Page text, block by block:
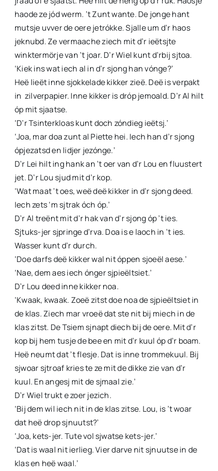
haode ze jód werm. ’t Zunt wante. De jonge hant
mutsje uvver de oere jetrókke. Sjalle um d’r haos
jeknubd. Ze vermaache ziech mit d’r ieëtsjte
winktermörje van ’t joar. D’r Wiel kunt d’rbij sjtoa.
‘Kiek ins wat iech al in d’r sjong han vónge?’
Heë lieët inne sjokkelade kikker zieë. Deë is verpakt
in zilverpapier. Inne kikker is dróp jemoald. D’r Al hilt
óp mit sjaatse.
‘D’r Tsinterkloas kunt doch zóndieg ieëtsj.’
‘Joa, mar doa zunt al Piette hei. Iech han d’r sjong
ópjezatsd en lidjer jezónge.’
D’r Lei hilt ing hank an ’t oer van d’r Lou en fluustert
jet. D’r Lou sjud mit d’r kop.
‘Wat maat ’t oes, weë deë kikker in d’r sjong deed.
Iech zets ‘m sjtrak óch óp.’
D’r Al treënt mit d’r hak van d’r sjong óp ’t ies.
Sjtuks-jer sjpringe d’rva. Doa is e laoch in ’t ies.
Wasser kunt d’r durch.
‘Doe darfs deë kikker wal nit óppen sjoeël aese.’
‘Nae, dem aes iech ónger sjpieëltsiet.’
D’r Lou deed inne kikker noa.
‘Kwaak, kwaak. Zoeë zitst doe noa de sjpieëltsiet in
de klas. Ziech mar vroeë dat ste nit bij miech in de
klas zitst. De Tsiem sjnapt diech bij de oere. Mit d’r
kop bij hem tusje de bee en mit d’r kuul óp d’r boam.
Heë neumt dat ’t flesje. Dat is inne trommekuul. Bij
sjwoar sjtroaf kries te ze mit de dikke zie van d’r
kuul. En angesj mit de sjmaal zie.’
D’r Wiel trukt e zoer jezich.
‘Bij dem wil iech nit in de klas zitse. Lou, is ’t woar
dat heë drop sjnuutst?’
‘Joa, kets-jer. Tute vol sjwatse kets-jer.’
‘Dat is waal nit ierlieg. Vier darve nit sjnuutse in de
klas en heë waal.’